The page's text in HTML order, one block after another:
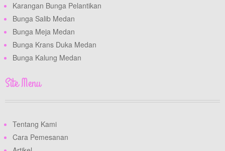
Karangan Bunga Pelantikan
Bunga Salib Medan
Bunga Meja Medan
Bunga Krans Duka Medan
Bunga Kalung Medan
Site Menu
Tentang Kami
Cara Pemesanan